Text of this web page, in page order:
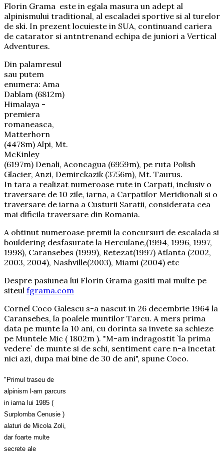
Florin Grama este in egala masura un adept al
alpinismului traditional, al escaladei sportive si al turelor
de ski. In prezent locuieste in SUA, continuand cariera
de catarator si antntrenand echipa de juniori a Vertical
Adventures.
Din palamresul
sau putem
enumera: Ama
Dablam (6812m)
Himalaya -
premiera
romaneasca,
Matterhorn
(4478m) Alpi, Mt.
McKinley
(6197m) Denali, Aconcagua (6959m), pe ruta Polish
Glacier, Anzi, Demirckazik (3756m), Mt. Taurus.
In tara a realizat numeroase rute in Carpati, inclusiv o
traversare de 10 zile, iarna, a Carpatilor Meridionali si o
traversare de iarna a Custurii Saratii, considerata cea
mai dificila traversare din Romania.
A obtinut numeroase premii la concursuri de escalada si
bouldering desfasurate la Herculane,(1994, 1996, 1997,
1998), Caransebes (1999), Retezat(1997) Atlanta (2002,
2003, 2004), Nashville(2003), Miami (2004) etc
Despre pasiunea lui Florin Grama gasiti mai multe pe
siteul fgrama.com
Cornel Coco Galescu s-a nascut in 26 decembrie 1964 la
Caransebes, la poalele muntilor Tarcu. A mers prima
data pe munte la 10 ani, cu dorinta sa invete sa schieze
pe Muntele Mic ( 1802m ). "M-am indragostit `la prima
vedere` de munte si de schi, sentiment care n-a incetat
nici azi, dupa mai bine de 30 de ani", spune Coco.
"Primul traseu de
alpinism l-am parcurs
in iarna lui 1985 (
Surplomba Cenusie )
alaturi de Micola Zoli,
dar foarte multe
secrete ale